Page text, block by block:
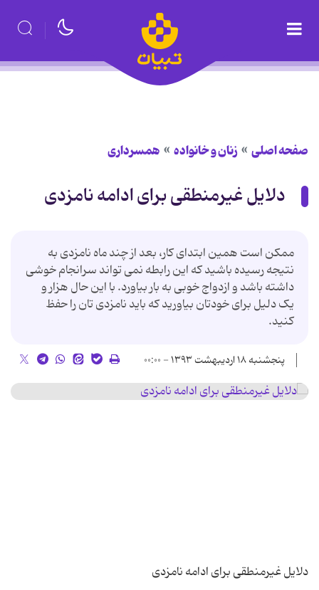
صفحه اصلی زنان و خانواده همسرداری
دلایل غیرمنطقی برای ادامه نامزدی
ممکن است همین ابتدای کار، بعد از چند ماه نامزدی به
نتیجه رسیده باشید که این رابطه نمی تواند سرانجام خوشی
داشته باشد و ازدواج خوبی به بار بیاورد. با این حال هزار و
یک دلیل برای خودتان بیاورید که باید نامزدی تان را حفظ
کنید.
پنجشنبه ۱۸ اردیبهشت ۱۳۹۳ - ۰۰:۰۰